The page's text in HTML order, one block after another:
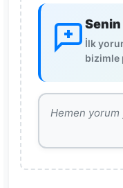
Senin
İlk
bizimle